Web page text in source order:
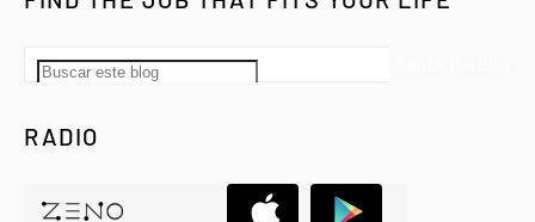
RADIO